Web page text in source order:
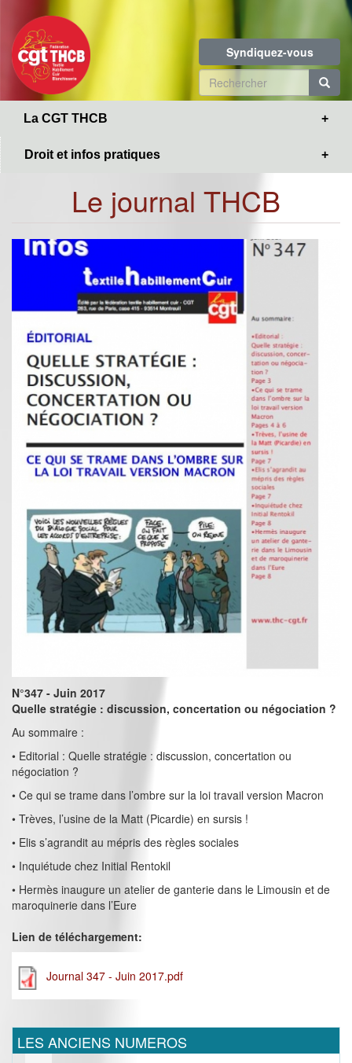
contenu
principal
Syndiquez-vous
Formulaire
de
La CGT THCB
Droit et infos pratiques
Le journal THCB
N°347 - Juin 2017
Quelle stratégie : discussion, concertation ou négociation ?
Au sommaire :
• Editorial : Quelle stratégie : discussion, concertation ou
négociation ?
• Ce qui se trame dans l’ombre sur la loi travail version Macron
• Trèves, l’usine de la Matt (Picardie) en sursis !
• Elis s’agrandit au mépris des règles sociales
• Inquiétude chez Initial Rentokil
• Hermès inaugure un atelier de ganterie dans le Limousin et de
maroquinerie dans l’Eure
Lien de téléchargement:
Journal 347 - Juin 2017.pdf
LES ANCIENS NUMEROS